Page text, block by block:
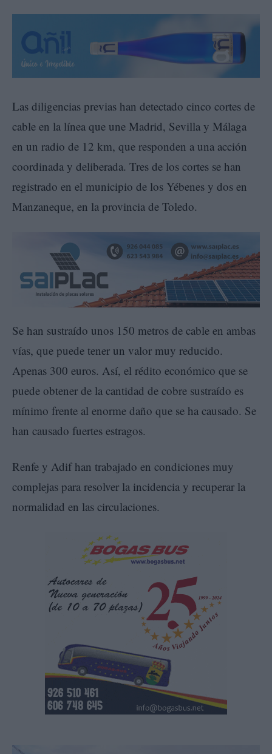
Las diligencias previas han detectado cinco cortes de
cable en la línea que une Madrid, Sevilla y Málaga
en un radio de 12 km, que responden a una acción
coordinada y deliberada. Tres de los cortes se han
registrado en el municipio de los Yébenes y dos en
Manzaneque, en la provincia de Toledo.
Se han sustraído unos 150 metros de cable en ambas
vías, que puede tener un valor muy reducido.
Apenas 300 euros. Así, el rédito económico que se
puede obtener de la cantidad de cobre sustraído es
mínimo frente al enorme daño que se ha causado. Se
han causado fuertes estragos.
Renfe y Adif han trabajado en condiciones muy
complejas para resolver la incidencia y recuperar la
normalidad en las circulaciones.